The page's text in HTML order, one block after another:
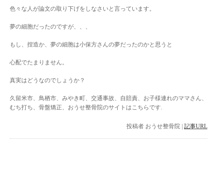
色々な人が論文の取り下げをしなさいと言っています。
夢の細胞だったのですが、、、
もし、捏造か、夢の細胞は小保方さんの夢だったのかと思うと
心配でたまりません。
真実はどうなのでしょうか？
久留米市、鳥栖市、みやき町、交通事故、自賠責、お子様連れのママさん、
むち打ち、骨盤矯正、おうせ整骨院のサイトはこちらです.
投稿者 おうせ整骨院 | 記事URL